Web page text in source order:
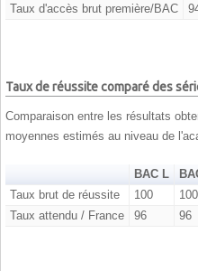
Taux d'accès brut première/BAC
Taux de réussite comparé des
Comparaison entre les résultats
moyennes estimés au niveau de
BAC L
Taux brut de réussite
100 100
Taux attendu / France
96 96